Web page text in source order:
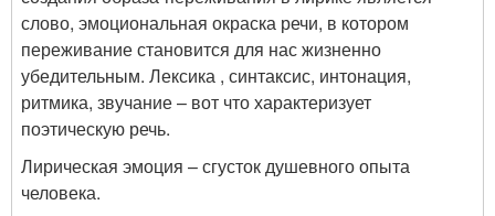
слово, эмоциональная окраска речи, в котором
переживание становится для нас жизненно
убедительным. Лексика , синтаксис, интонация,
ритмика, звучание – вот что характеризует
поэтическую речь.
Лирическая эмоция – сгусток душевного опыта
человека.